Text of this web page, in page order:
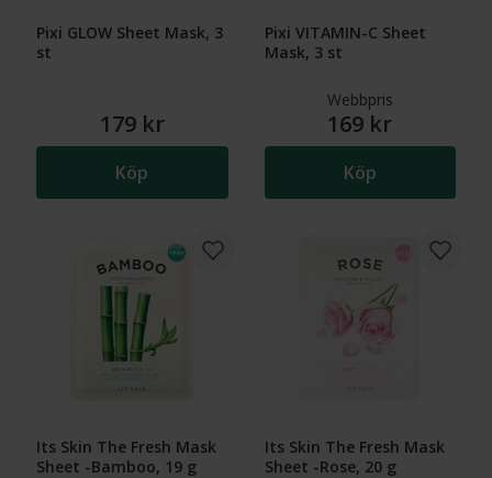
Pixi GLOW Sheet Mask, 3
st
179 kr
Köp
Pixi VITAMIN-C Sheet
Mask, 3 st
Webbpris
169 kr
Köp
Its Skin The Fresh Mask
Sheet -Bamboo, 19 g
Its Skin The Fresh Mask
Sheet -Rose, 20 g